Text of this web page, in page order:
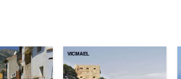
VICMAEL